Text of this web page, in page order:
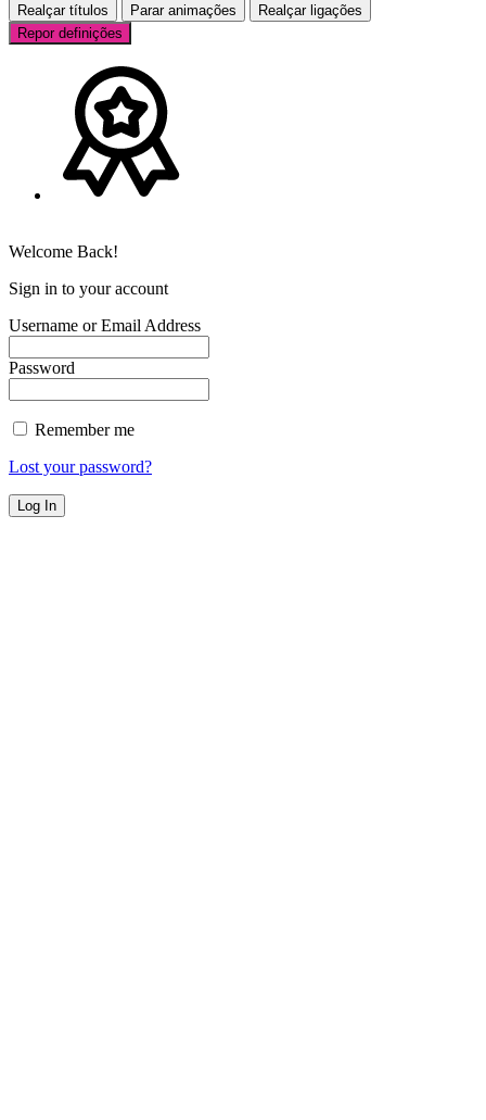
Realçar títulos Parar animações
Realçar ligações
Repor definições
Welcome Back!
Sign in to your account
Username or Email Address
Password
Remember me
Lost your password?